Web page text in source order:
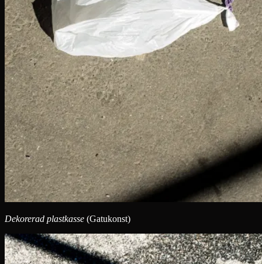
Dekorerad plastkasse (Gatukonst)